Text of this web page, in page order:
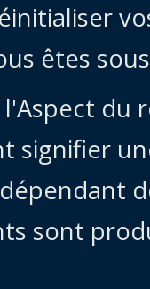
êtes
du
signifier
sont